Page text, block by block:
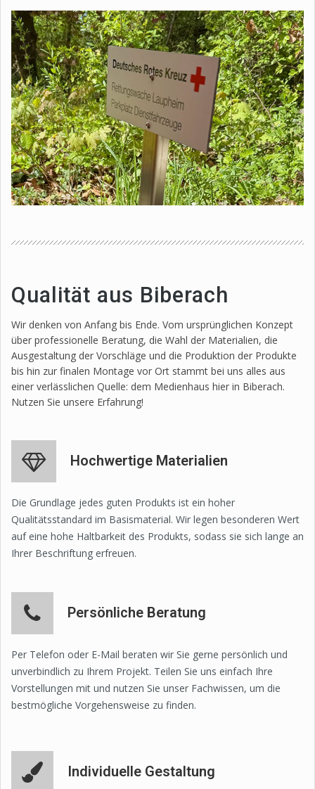
Qualität aus Biberach
Wir denken von Anfang bis Ende. Vom ursprünglichen Konzept
über professionelle Beratung, die Wahl der Materialien, die
Ausgestaltung der Vorschläge und die Produktion der Produkte
bis hin zur finalen Montage vor Ort stammt bei uns alles aus
einer verlässlichen Quelle: dem Medienhaus hier in Biberach.
Nutzen Sie unsere Erfahrung!
Hochwertige Materialien
Die Grundlage jedes guten Produkts ist ein hoher
Qualitätsstandard im Basismaterial. Wir legen besonderen Wert
auf eine hohe Haltbarkeit des Produkts, sodass sie sich lange an
Ihrer Beschriftung erfreuen.
Persönliche Beratung
Per Telefon oder E-Mail beraten wir Sie gerne persönlich und
unverbindlich zu Ihrem Projekt. Teilen Sie uns einfach Ihre
Vorstellungen mit und nutzen Sie unser Fachwissen, um die
bestmögliche Vorgehensweise zu finden.
Individuelle Gestaltung